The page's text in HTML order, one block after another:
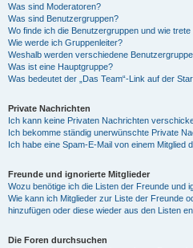
Was sind Moderatoren?
Was sind Benutzergruppen?
Wo finde ich die Benutzergruppen und wie trete
Wie werde ich Gruppenleiter?
Weshalb werden verschiedene
Was ist eine Hauptgruppe?
Was bedeutet der „Das Team“-Link auf der
Private Nachrichten
Ich kann keine Privaten Nachrichten
Ich bekomme ständig unerwünschte Private
Ich habe eine Spam-E-Mail von einem Mitglied
Freunde und ignorierte Mitglieder
Wozu benötige ich die Listen der Freunde und
Wie kann ich Mitglieder zur Liste der Freunde
hinzufügen oder diese wieder aus den Listen
Die Foren durchsuchen